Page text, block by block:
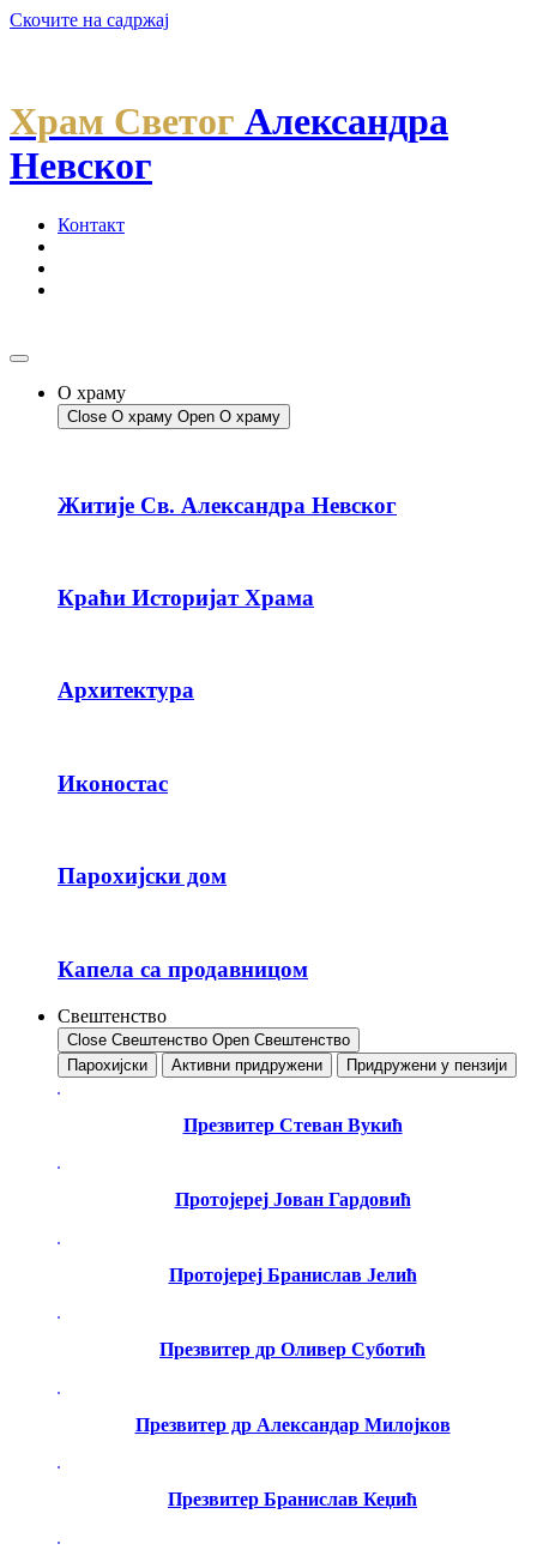
Скочите на садржај
Храм Светог Александра
Невског
Контакт
О храму
Close О храму Open О храму
Житије Св. Александра Невског
Краћи Историјат Храма
Архитектура
Иконостас
Парохијски дом
Капела са продавницом
Свештенство
Close Свештенство Open Свештенство
Парохијски
Активни придружени Придружени у пензији
Презвитер Стеван Вукић
Протојереј Јован Гардовић
Протојереј Бранислав Јелић
Презвитер др Оливер Суботић
Презвитер др Александар Милојков
Презвитер Бранислав Кеџић